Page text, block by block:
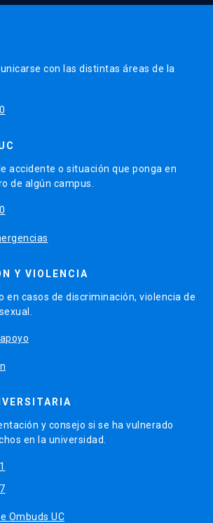
con las distintas áreas de la
accidente o situación que ponga en
de algún campus.
Y VIOLENCIA
en casos de discriminación, violencia de
y consejo si se ha vulnerado
en la universidad.
Ombuds UC